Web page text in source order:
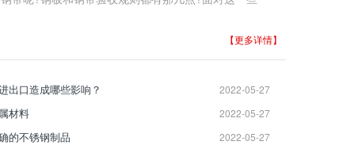
【更多详情】
2022-05-27
出口造成哪些影响？
2022-05-27
材料
2022-05-27
的不锈钢制品